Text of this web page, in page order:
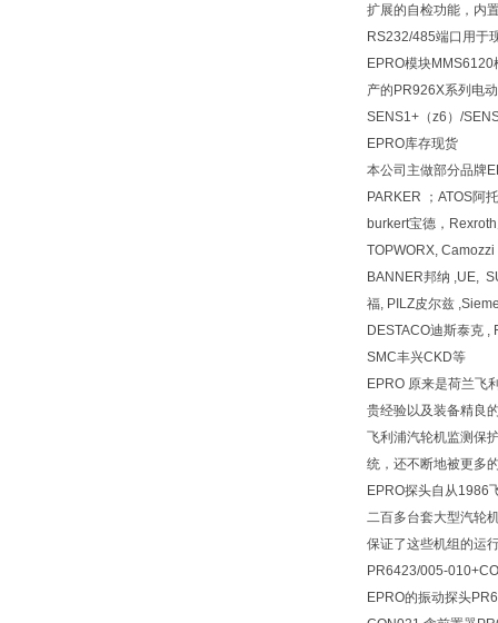
扩展的自检功能，内
RS232/485端口用于
EPRO模块
产的PR926X系列电
SENS1+（z6）/
EPRO库存现货
本公司主做部分品牌
PARKER ；ATOS阿
burkert宝德，
TOPWORX,
BANNER邦纳 ,UE,
福, PILZ皮尔兹
DESTACO迪斯泰克
SMC丰兴CKD等
EPRO 原来是荷兰飞
贵经验以及装备精良
飞利浦汽轮机监测保
统，还不断地被更多
EPRO探头自从1986
二百多台套大型汽轮
保证了这些机组的运
PR6423/005-
EPRO的振动探头